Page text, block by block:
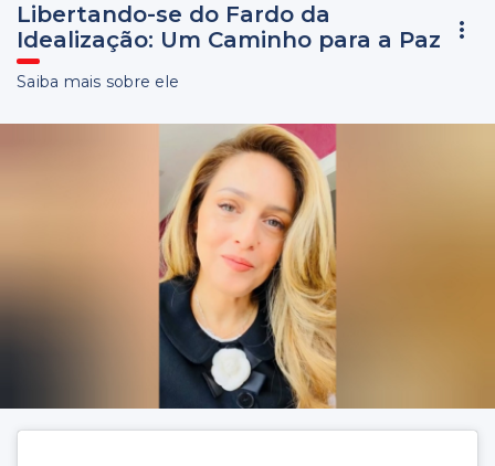
Libertando-se do Fardo da
Idealização: Um Caminho para a Paz
Saiba mais sobre ele